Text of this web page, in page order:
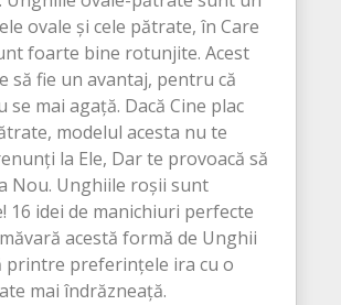
ovale și cele pătrate, în Care
foarte bine rotunjite. Acest
să fie un avantaj, pentru că
se mai agață. Dacă Cine plac
modelul acesta nu te
la Ele, Dar te provoacă să
Nou. Unghiile roșii sunt
16 idei de manichiuri perfecte
acestă formă de Unghii
printre preferințele ira cu o
mai îndrăzneață.